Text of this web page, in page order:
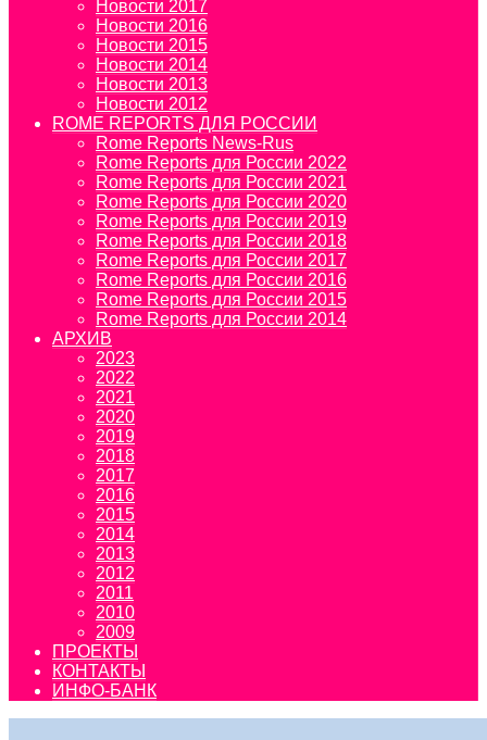
Новости 2017
Новости 2016
Новости 2015
Новости 2014
Новости 2013
Новости 2012
ROME REPORTS ДЛЯ РОССИИ
Rome Reports News-Rus
Rome Reports для России 2022
Rome Reports для России 2021
Rome Reports для России 2020
Rome Reports для России 2019
Rome Reports для России 2018
Rome Reports для России 2017
Rome Reports для России 2016
Rome Reports для России 2015
Rome Reports для России 2014
АРХИВ
2023
2022
2021
2020
2019
2018
2017
2016
2015
2014
2013
2012
2011
2010
2009
ПРОЕКТЫ
КОНТАКТЫ
ИНФО-БАНК